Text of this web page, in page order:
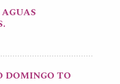
DOMINGO TO